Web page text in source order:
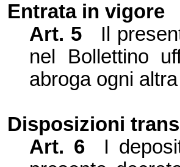
Entrata in vigore
Art. 5
Il
nel Bollettino
abroga ogni
Disposizioni
Art. 6
I